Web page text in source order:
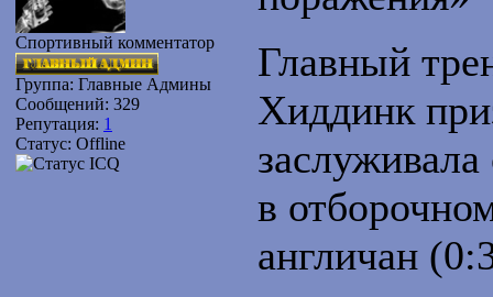
Спортивный комментатор
Группа: Главные Админы
Сообщений: 329
Репутация: 1
Статус: Offline
Главный
Хиддинк
в
англичан